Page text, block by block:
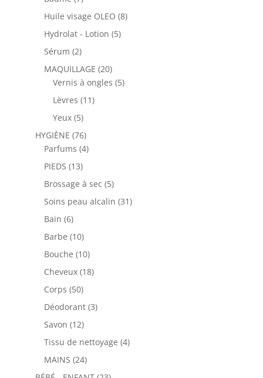
produits
Huile visage OLEO 88
Hydrolat - Lotion 55
Sérum 22
produits
MAQUILLAGE 2020
produits
Vernis à ongles 55
Lèvres 1111
Yeux 55
produits
HYGIÈNE 7676
produits
Parfums 44
PIEDS 1313
produits
Brossage à sec 55
produits
Soins peau alcalin 3131
Bain 66
produits
Barbe 1010
produits
Bouche 1010
produits
Cheveux 1818
Corps 5050
produits
Déodorant 33
Savon 1212
produits
Tissu de nettoyage 44
MAINS 2424
produits